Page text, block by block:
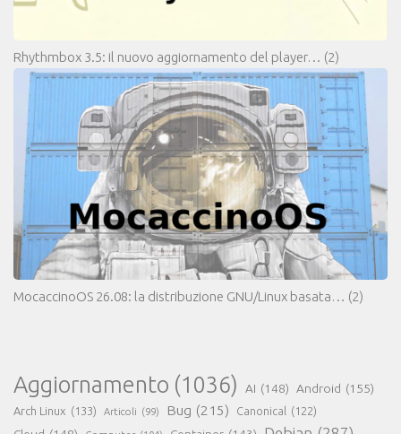
Rhythmbox 3.5: il nuovo aggiornamento del player… (2)
MocaccinoOS 26.08: la distribuzione GNU/Linux basata… (2)
Aggiornamento (1036) AI (148) Android (155)
Arch Linux (133) Articoli (99) Bug (215) Canonical (122)